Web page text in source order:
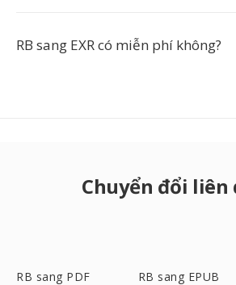
RB sang EXR có miễn phí không?
Chuyển đổi liên
RB sang PDF RB sang EPUB